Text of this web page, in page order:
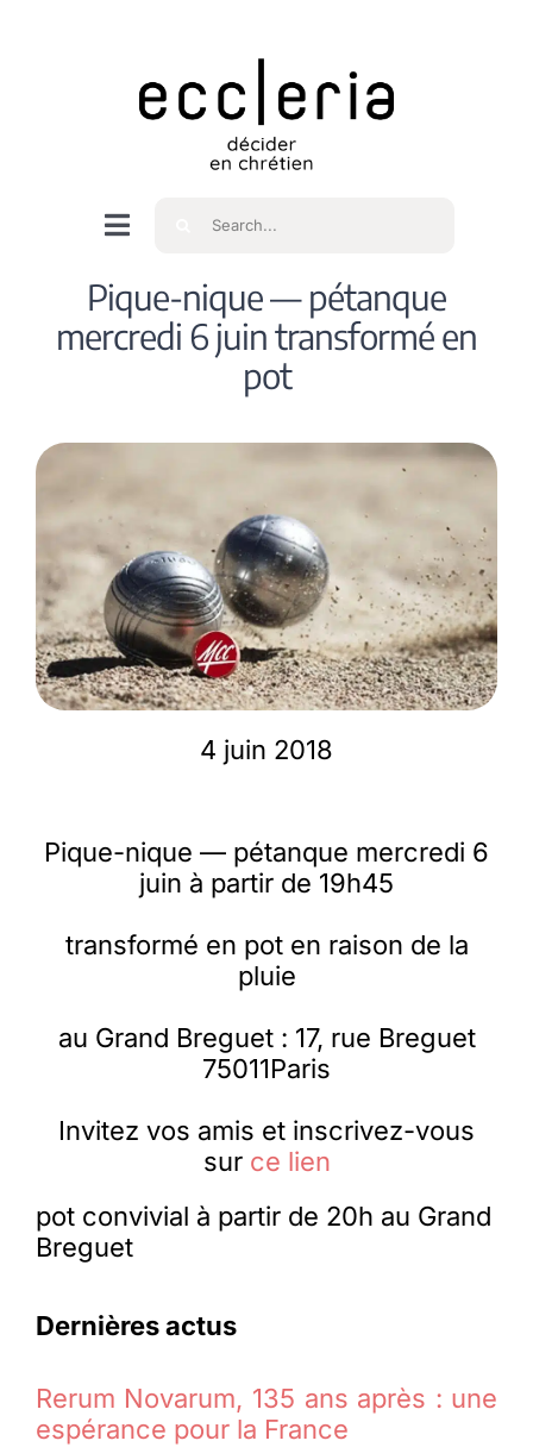
Navigation
à
bascule
Accueil
Qui sommes nous ?
Intéressés
Spiritualité
Membres
L’actu
Nous soutenir
La revue Responsables
Rechercher
Pique-nique — pétanque
mercredi 6 juin transformé en
pot
4 juin 2018
Pique-nique — pétanque mercredi 6
juin à partir de 19h45
transformé en pot en raison de la
pluie
au Grand Breguet : 17, rue Breguet
75011Paris
Invitez vos amis et inscrivez-vous
sur ce lien
pot convivial à partir de 20h au Grand
Breguet
Dernières actus
Rerum Novarum, 135 ans après : une
espérance pour la France